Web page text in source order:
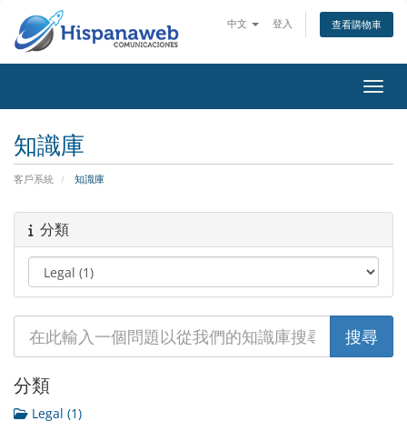
中文 登入 查看購物車
切換
知識庫
客戶系統 知識庫
分類
分類
Legal (1)